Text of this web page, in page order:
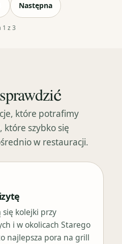
Następna
1 z 3
które potrafimy
które szybko się
w restauracji.
kolejki przy
i w okolicach Starego
najlepsza pora na grill